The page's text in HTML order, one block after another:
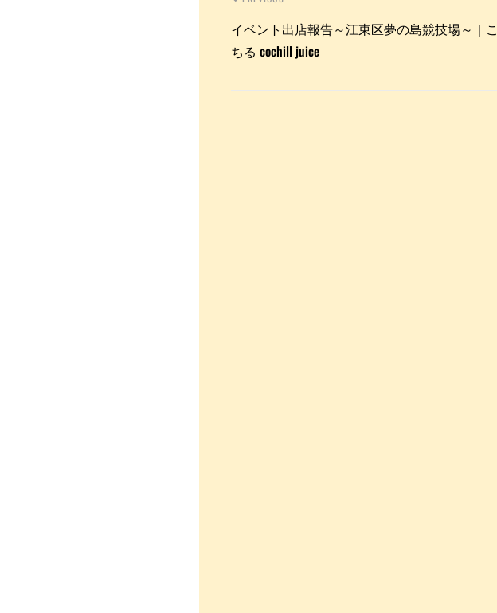
イベント出店報告～江東区夢の島競技場～｜こ
ちる cochill juice